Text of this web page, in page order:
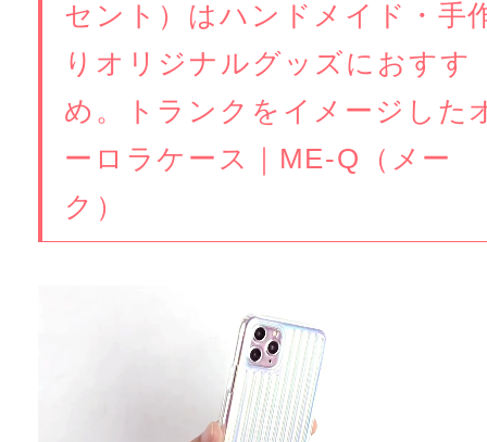
セント）はハンドメイド・手
りオリジナルグッズにおすす
め。トランクをイメージした
ーロラケース｜ME-Q（メー
ク）